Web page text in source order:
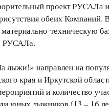
проект РУСАЛа
обеих Компаний.
техническую
РУСАЛа.
лыжи!» направлен на
края и Иркутской
и количество